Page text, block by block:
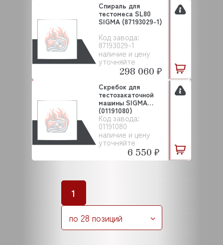
Код завода:
87193029-1
наличие и цену
уточняйте
Спираль для
тестомеса SL80
SIGMA (87193029-1)
298 060 ₽
Код завода:
01191080
наличие и цену
уточняйте
Скребок для
тестозакаточной
машины SIGMA
(01191080)
6 550 ₽
1
по 28 позиций